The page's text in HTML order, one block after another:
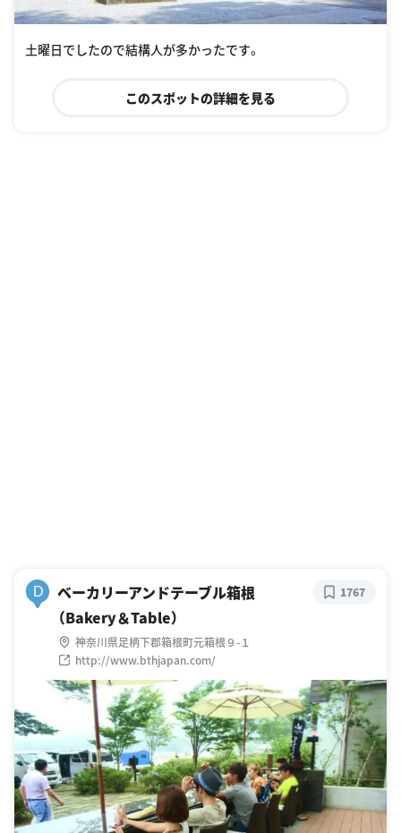
土曜日でしたので結構人が多かったです。
このスポットの詳細を見る
D
ベーカリーアンドテーブル箱根
（Bakery＆Table）
神奈川県足柄下郡箱根町元箱根９-１
http://www.bthjapan.com/
1767